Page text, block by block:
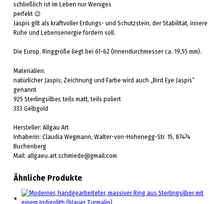
schließlich ist im Leben nur Weniges
perfekt 😉
Jaspis gilt als kraftvoller Erdungs- und Schutzstein, der Stabilität, innere
Ruhe und Lebensenergie fördern soll.
Die Europ. Ringgröße liegt bei 61-62 (Innendurchmesser ca. 19,55 mm).
Materialien:
natürlicher Jaspis; Zeichnung und Farbe wird auch „Bird Eye Jaspis“
genannt
925 Sterlingsilber, teils matt, teils poliert
333 Gelbgold
Hersteller: Allgäu Art
Inhaberin: Claudia Wegmann, Walter-von-Hohenegg-Str. 15, 87474
Buchenberg
Mail: allgaeu.art.schmiede@gmail.com
Ähnliche Produkte